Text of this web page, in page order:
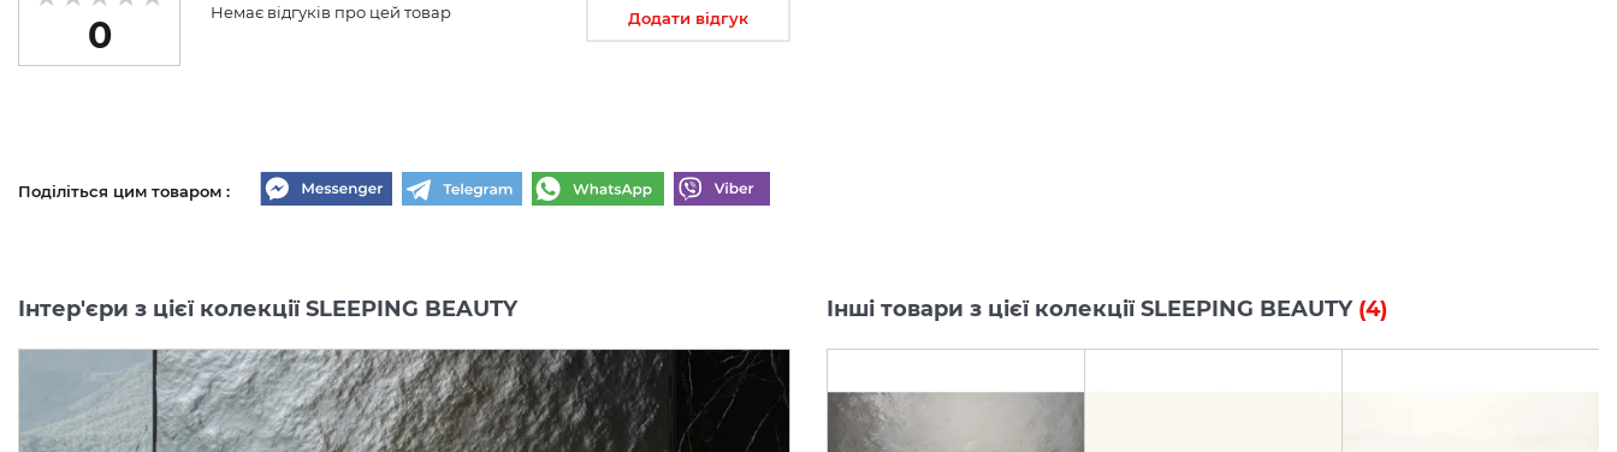
0
Немає відгуків про цей товар Додати відгук
Поділіться цим товаром :
Інтер'єри з цієї колекції SLEEPING BEAUTY Інші товари з цієї колекції SLEEPING BEAUTY (4)